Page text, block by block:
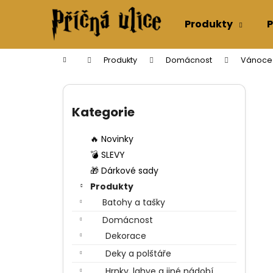
Produkty
Domů Produkty Domácnost Vánoce
kategorie
Kategorie
🔥 Novinky
💣 SLEVY
🎁 Dárkové sady
Produkty
Batohy a tašky
Domácnost
Dekorace
Deky a polštáře
í
Zpět
do
Zpět
do